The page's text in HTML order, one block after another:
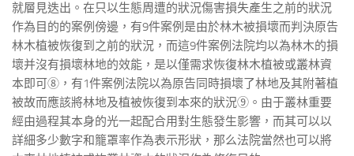
就層見迭出。在只以生態周遭的狀況傷害損失產生之前的狀況
作為目的的案例傍邊，有9件案例是由於林木被損壞而判決原告
林木植被恢復到之前的狀況，而這9件案例法院均以為林木的損
壞并沒有損壞林地的效能，是以僅需求恢復林木植被或叢林資
本即可⑧，有1件案例法院以為原告同時損壞了林地及其附著植
被故而應該將林地及植被恢復到本來的狀況⑨。由于叢林重要
經由過程其本身的光一起配合用對生態發生影響，而其可以以
詳細多少數字和籠罩率作為表示形狀，那么法院當然也可以將